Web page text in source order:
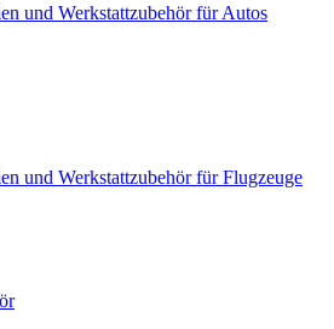
und Werkstattzubehör für Autos
und Werkstattzubehör für Flugzeuge